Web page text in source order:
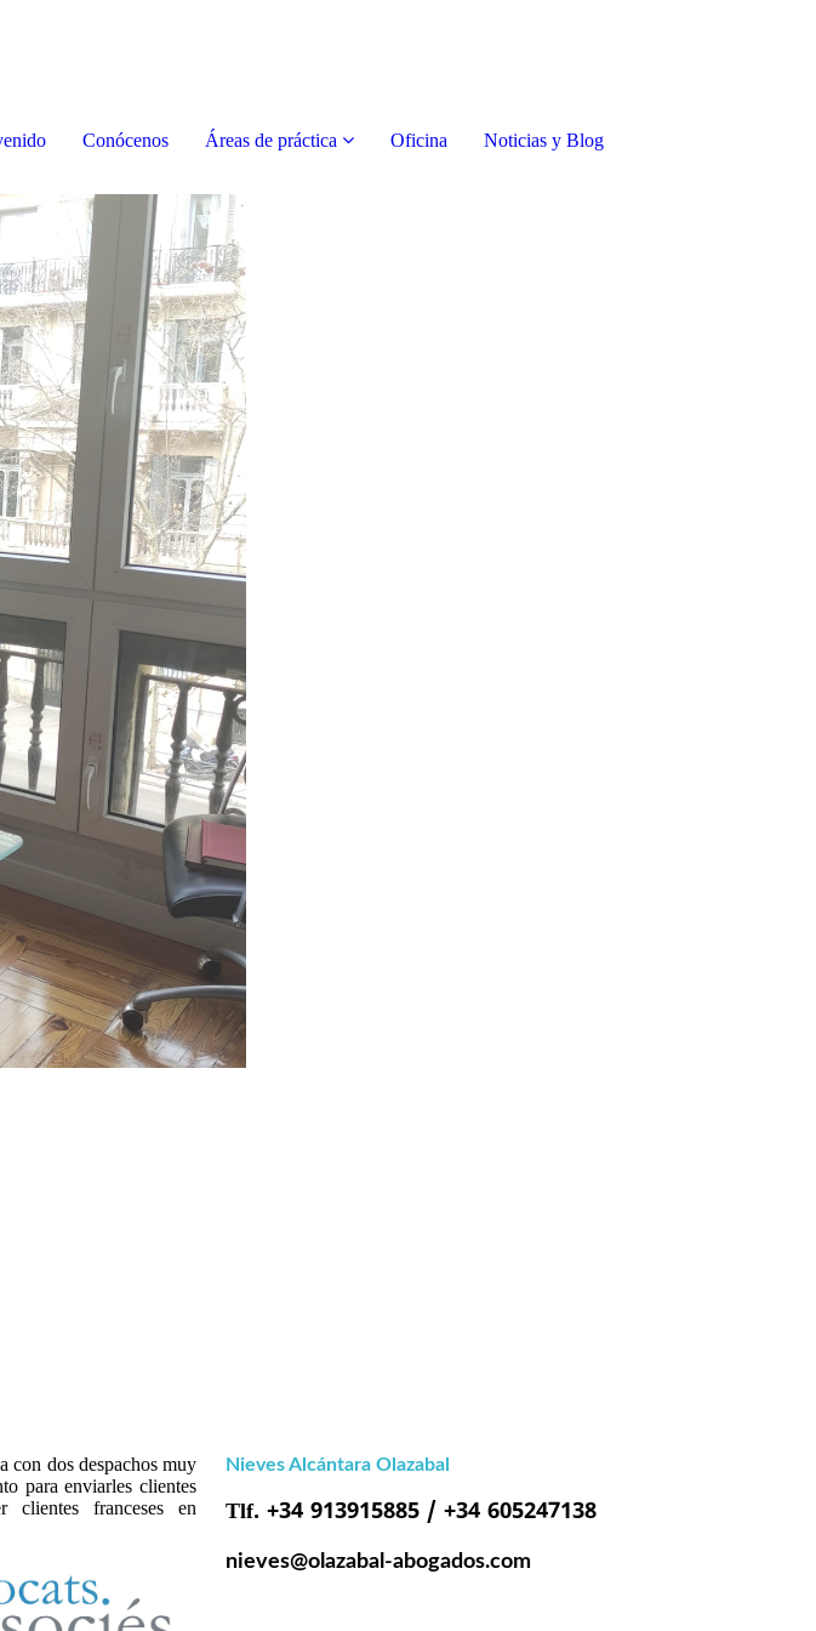
Conócenos Áreas de práctica Oficina Noticias y Blog
con dos despachos muy
para enviarles clientes
clientes franceses en
Nieves Alcántara Olazabal
Tlf. +34 913915885 / +34 605247138
nieves@olazabal-abogados.com